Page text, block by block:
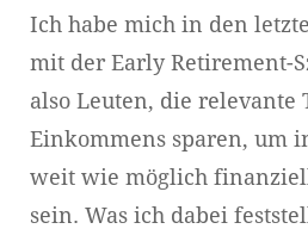
Ich habe mich in den
mit der Early Retirement-
also Leuten, die relevante
Einkommens sparen, um
weit wie möglich
sein. Was ich dabei